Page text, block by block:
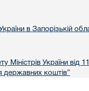
в Запорізькій
Міністрів України
державних коштів”